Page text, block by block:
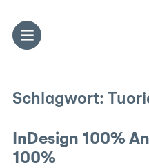
Schlagwort:
InDesign 100%
100%